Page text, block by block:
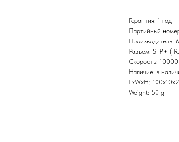
Гарантия: 1 год
Партийный
Производитель:
Разъем: SFP+ (
Скорость:
Наличие: в
LxWxH:
Weight: 50 g